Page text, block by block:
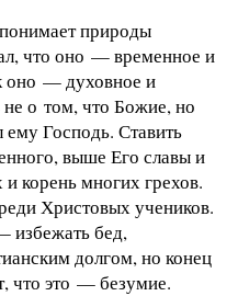
природы
что оно — временное и
оно — духовное и
о том, что Божие, но
Господь. Ставить
выше Его славы и
корень многих грехов.
Христовых учеников.
избежать бед,
долгом, но конец
что это — безумие.